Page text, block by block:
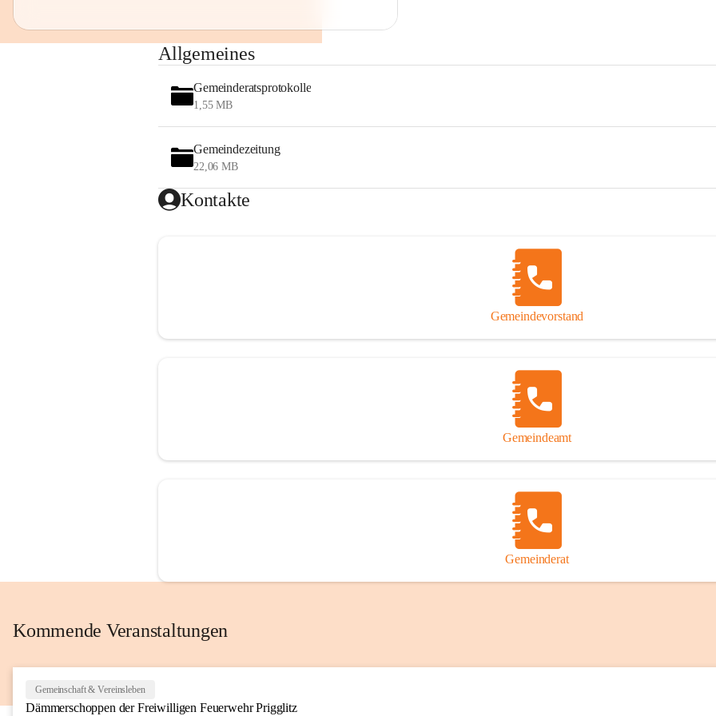
Allgemeines
Gemeinderatsprotokolle
1,55 MB
Gemeindezeitung
22,06 MB
Kontakte
Gemeindevorstand
Gemeindeamt
Gemeinderat
Kommende Veranstaltungen
Gemeinschaft & Vereinsleben
Dämmerschoppen der Freiwilligen Feuerwehr Prigglitz